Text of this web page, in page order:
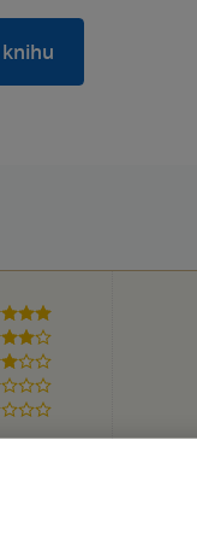
5 hvězdiček
4 hvězdičky
3 hvězdičky
2 hvězdičky